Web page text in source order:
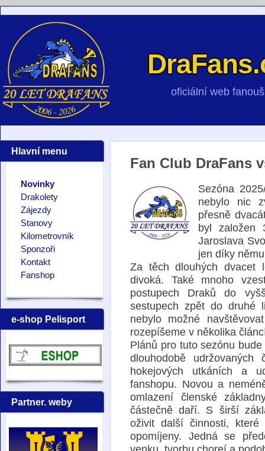
oficiální web
Hlavní menu
Novinky
Drakolety
Zájezdy
Stanovy
Kilometrovník
Sponzoři
Kontakt
Fanshop
e-shop Pelisport
Partner. weby
Fan Club DraFans
Sezóna
nebylo nic
přesně
byl založen
Jaroslava
jen díky
Za těch dlouhých dvacet
divoká. Také mnoho
postupech Draků do
sestupech zpět do druhé
nebylo možné
rozepíšeme v několika
Plánů pro tuto sezónu
dlouhodobě
hokejových utkáních a
fanshopu. Novou a
omlazení členské
částečně daří. S širší
oživit další činnosti,
opomíjeny. Jedná se